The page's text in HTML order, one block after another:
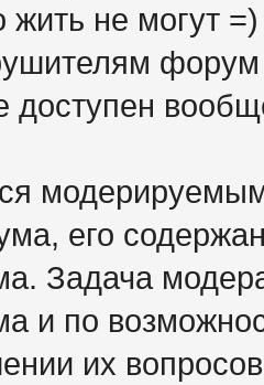
жить не могут =)
форум
доступен
его
Задача
и по
их